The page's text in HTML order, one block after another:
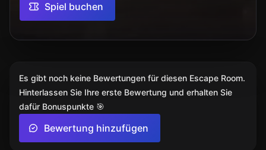
Spiel buchen
Es gibt noch keine Bewertungen für diesen Escape Room.
Hinterlassen Sie Ihre erste Bewertung und erhalten Sie
dafür Bonuspunkte 🎯
Bewertung hinzufügen